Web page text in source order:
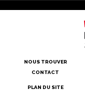
NOUS TROUVER
CONTACT
PLAN DU SITE